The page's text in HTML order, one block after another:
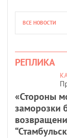
ВСЕ НОВОСТИ
РЕПЛИКА
«Стороны
заморозки